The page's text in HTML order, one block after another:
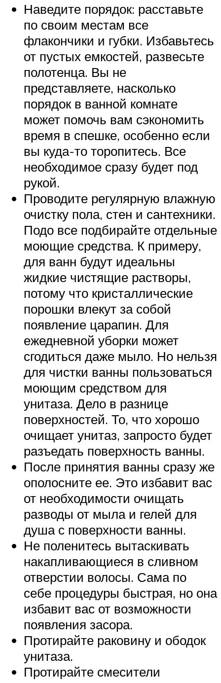
Наведите порядок: расставьте
по своим местам все
флакончики и губки. Избавьтесь
от пустых емкостей, развесьте
полотенца. Вы не
представляете, насколько
порядок в ванной комнате
может помочь вам сэкономить
время в спешке, особенно если
вы куда-то торопитесь. Все
необходимое сразу будет под
рукой.
Проводите регулярную влажную
очистку пола, стен и сантехники.
Подо все подбирайте отдельные
моющие средства. К примеру,
для ванн будут идеальны
жидкие чистящие растворы,
потому что кристаллические
порошки влекут за собой
появление царапин. Для
ежедневной уборки может
сгодиться даже мыло. Но нельзя
для чистки ванны пользоваться
моющим средством для
унитаза. Дело в разнице
поверхностей. То, что хорошо
очищает унитаз, запросто будет
разъедать поверхность ванны.
После принятия ванны сразу же
ополосните ее. Это избавит вас
от необходимости очищать
разводы от мыла и гелей для
душа с поверхности ванны.
Не поленитесь вытаскивать
накапливающиеся в сливном
отверстии волосы. Сама по
себе процедуры быстрая, но она
избавит вас от возможности
появления засора.
Протирайте раковину и ободок
унитаза.
Протирайте смесители